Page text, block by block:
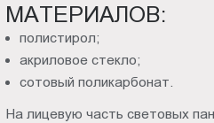
МАТЕРИАЛОВ:
полистирол;
акриловое стекло;
сотовый поликарбонат.
На лицевую часть световых